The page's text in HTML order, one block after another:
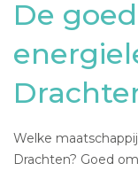
De
Welke
Drachten? Goed